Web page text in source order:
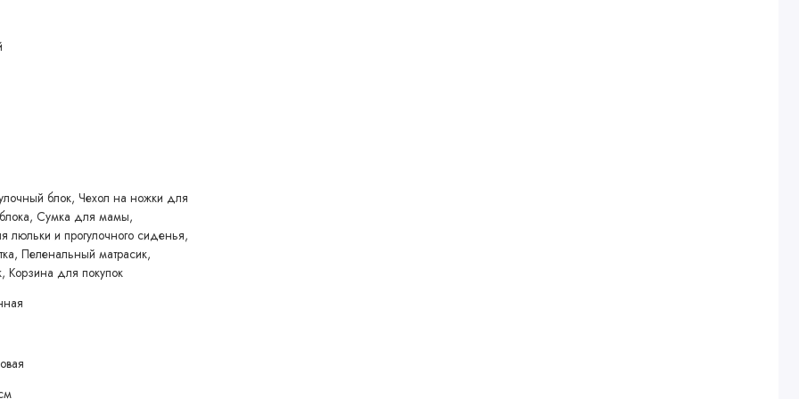
и на колесах Real Gel™
крепления накидки на ноги
Оборудована прочной пластиковой люлькой с вентиляцией,
блок, Чехол на ножки для
блока, Сумка для мамы,
и прогулочного сиденья,
Пеленальный матрасик,
Корзина для покупок